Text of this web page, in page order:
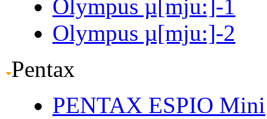
Olympus µ[mju:]-1
Olympus µ[mju:]-2
Pentax
PENTAX ESPIO Mini